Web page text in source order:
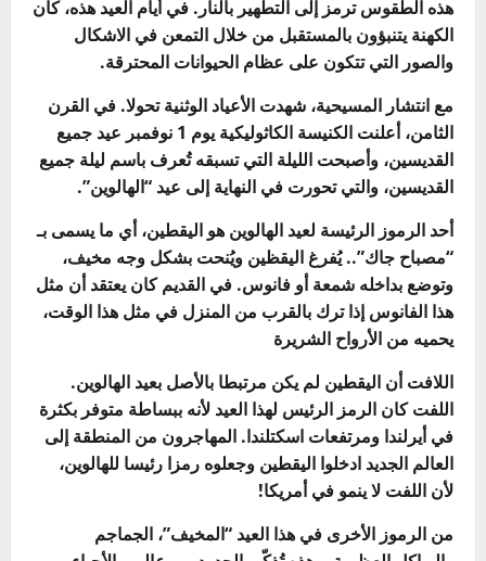
هذه الطقوس ترمز إلى التطهير بالنار. في أيام العيد هذه، كان
الكهنة يتنبؤون بالمستقبل من خلال التمعن في الاشكال
والصور التي تتكون على عظام الحيوانات المحترقة.
مع انتشار المسيحية، شهدت الأعياد الوثنية تحولا. في القرن
الثامن، أعلنت الكنيسة الكاثوليكية يوم 1 نوفمبر عيد جميع
القديسين، وأصبحت الليلة التي تسبقه تُعرف باسم ليلة جميع
القديسين، والتي تحورت في النهاية إلى عيد “الهالوين”.
أحد الرموز الرئيسة لعيد الهالوين هو اليقطين، أي ما يسمى بـ
“مصباح جاك”.. يُفرغ اليقظين ويُنحت بشكل وجه مخيف،
وتوضع بداخله شمعة أو فانوس. في القديم كان يعتقد أن مثل
هذا الفانوس إذا ترك بالقرب من المنزل في مثل هذا الوقت،
يحميه من الأرواح الشريرة
اللافت أن اليقطين لم يكن مرتبطا بالأصل بعيد الهالوين.
اللفت كان الرمز الرئيس لهذا العيد لأنه ببساطة متوفر بكثرة
في أيرلندا ومرتفعات اسكتلندا. المهاجرون من المنطقة إلى
العالم الجديد ادخلوا اليقطين وجعلوه رمزا رئيسا للهالوين،
لأن اللفت لا ينمو في أمريكا!
من الرموز الأخرى في هذا العيد “المخيف”، الجماجم